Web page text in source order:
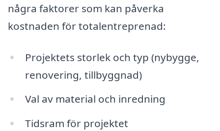
några faktorer som kan påverka
kostnaden för totalentreprenad:
Projektets storlek och typ (nybygge,
renovering, tillbyggnad)
Val av material och inredning
Tidsram för projektet